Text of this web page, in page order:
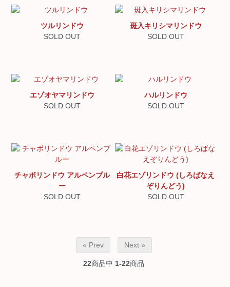
ツルリンドウ
SOLD OUT
斑入キリシマリンドウ
SOLD OUT
エゾオヤマリンドウ
SOLD OUT
ハルリンドウ
SOLD OUT
チャボリンドウ アルペンブル
ー
SOLD OUT
白花エゾリンドウ (しろばなえ
ぞりんどう)
SOLD OUT
« Prev Next »
22商品中 1-22商品